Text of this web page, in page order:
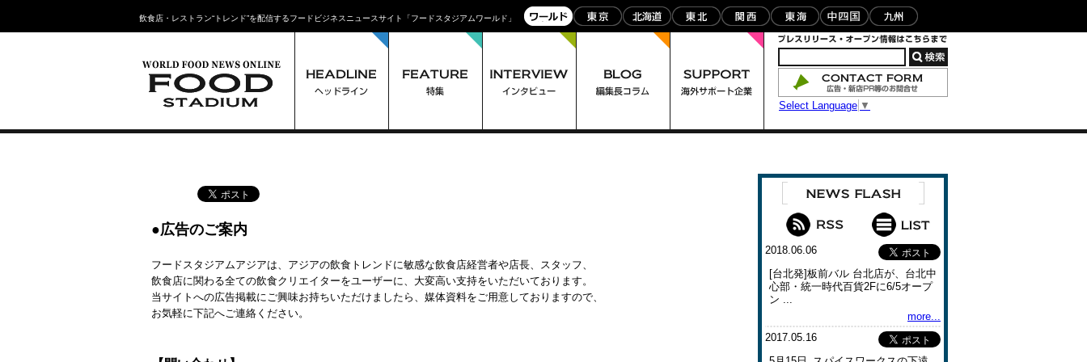
飲食店・レストラン“トレンド”を配信するフードビジネスニュースサイト「フードスタジアムワールド」
Select Language ▼
●広告のご案内
フードスタジアムアジアは、アジアの飲食トレンドに敏感な飲食店経営者や店長、スタッフ、
飲食店に関わる全ての飲食クリエイターをユーザーに、大変高い支持をいただいております。
当サイトへの広告掲載にご興味お持ちいただけましたら、媒体資料をご用意しておりますので、
お気軽に下記へご連絡ください。
2018.06.06
[台北発]板前バル 台北店が、台北中
心部・統一時代百貨2Fに6/5オープ
ン ...
more...
2017.05.16